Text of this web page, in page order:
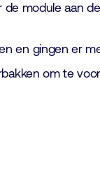
module aan
en gingen er
om te